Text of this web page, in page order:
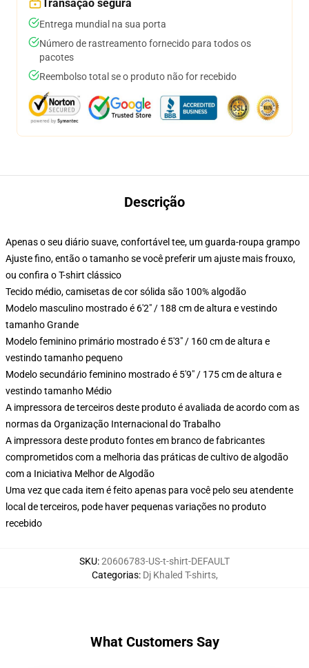
Transação segura
Entrega mundial na sua porta
Número de rastreamento fornecido para todos os
pacotes
Reembolso total se o produto não for recebido
Descrição
Apenas o seu diário suave, confortável tee, um guarda-roupa grampo
Ajuste fino, então o tamanho se você preferir um ajuste mais frouxo,
ou confira o T-shirt clássico
Tecido médio, camisetas de cor sólida são 100% algodão
Modelo masculino mostrado é 6'2" / 188 cm de altura e vestindo
tamanho Grande
Modelo feminino primário mostrado é 5'3" / 160 cm de altura e
vestindo tamanho pequeno
Modelo secundário feminino mostrado é 5'9" / 175 cm de altura e
vestindo tamanho Médio
A impressora de terceiros deste produto é avaliada de acordo com as
normas da Organização Internacional do Trabalho
A impressora deste produto fontes em branco de fabricantes
comprometidos com a melhoria das práticas de cultivo de algodão
com a Iniciativa Melhor de Algodão
Uma vez que cada item é feito apenas para você pelo seu atendente
local de terceiros, pode haver pequenas variações no produto
recebido
SKU:20606783-US-t-shirt-DEFAULT
Categorias: Dj Khaled T-shirts,
What Customers Say